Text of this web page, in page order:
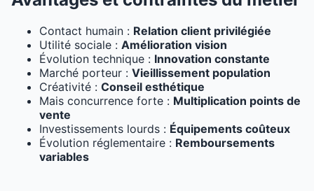
Contact humain : Relation client privilégiée
Utilité sociale : Amélioration vision
Évolution technique : Innovation constante
Marché porteur : Vieillissement population
Créativité : Conseil esthétique
Mais concurrence forte : Multiplication points de
vente
Investissements lourds : Équipements coûteux
Évolution réglementaire : Remboursements
variables